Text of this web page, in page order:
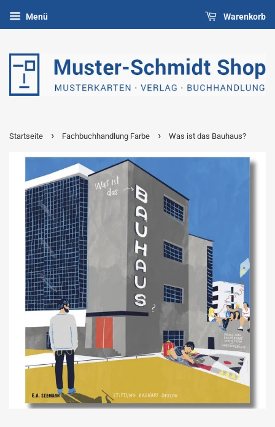
Menü Warenkorb
Startseite › Fachbuchhandlung Farbe › Was ist das Bauhaus?